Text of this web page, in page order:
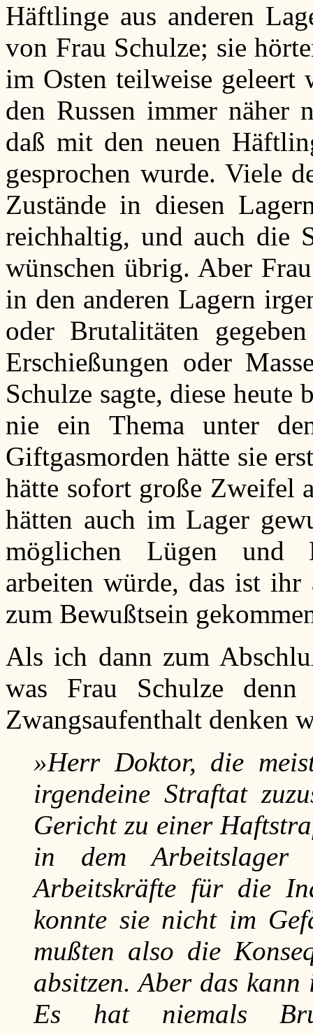
Häftlinge aus anderen
von Frau Schulze; sie
im Osten teilweise
den Russen immer näher
daß mit den neuen
gesprochen wurde. Viele
Zustände in diesen
reichhaltig, und auch die
wünschen übrig. Aber
in den anderen Lagern
oder Brutalitäten
Erschießungen oder
Schulze sagte, diese heute
nie ein Thema unter
Giftgasmorden hätte sie
hätte sofort große Zweifel
hätten auch im Lager
möglichen Lügen und
arbeiten würde, das ist
zum Bewußtsein
Als ich dann zum
was Frau Schulze
Zwangsaufenthalt denken
»Herr Doktor, die
irgendeine Straftat
Gericht zu einer
in dem Arbeitslager
Arbeitskräfte für die
konnte sie nicht im
mußten also die
absitzen. Aber das
Es hat niemals